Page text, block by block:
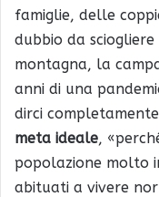
famiglie, delle
dubbio da
montagna, la
anni di una
dirci
meta ideale,
popolazione molto
abituati a vivere